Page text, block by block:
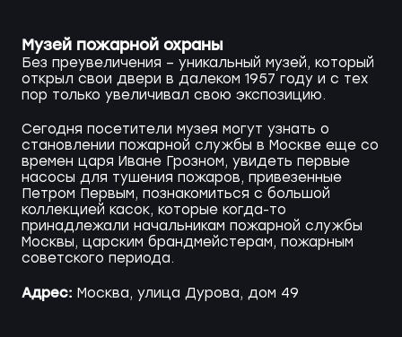
Музей пожарной охраны
Без преувеличения – уникальный музей, который
открыл свои двери в далеком 1957 году и с тех
пор только увеличивал свою экспозицию.
Сегодня посетители музея могут узнать о
становлении пожарной службы в Москве еще со
времен царя Иване Грозном, увидеть первые
насосы для тушения пожаров, привезенные
Петром Первым, познакомиться с большой
коллекцией касок, которые когда-то
принадлежали начальникам пожарной службы
Москвы, царским брандмейстерам, пожарным
советского периода.
Адрес: Москва, улица Дурова, дом 49